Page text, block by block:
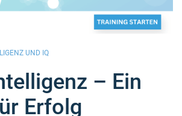
UND IQ
– Ein
Erfolg